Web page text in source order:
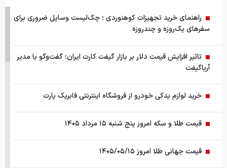
راهنمای خرید تجهیزات کوهنوردی ؛ چک‌لیست وسایل ضروری برای
سفرهای یک‌روزه و چندروزه
تاثیر افزایش قیمت دلار بر بازار گیفت کارت ایران؛ گفت‌وگو با مدیر
آریاگیفت
خرید لوازم یدکی خودرو از فروشگاه اینترنتی فابریک پارت
قیمت طلا و سکه امروز پنج شنبه ۱۵ مرداد ۱۴۰۵
قیمت جهانی طلا امروز ۱۴۰۵/۰۵/۱۵